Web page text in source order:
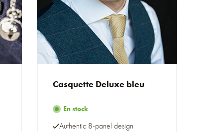
een aanrader.
and the delivery was top notch to New Zealand.
attention aux tailles des casquettes. Je fais du 58
Casquette Deluxe bleu
En stock
Authentic 8-panel design